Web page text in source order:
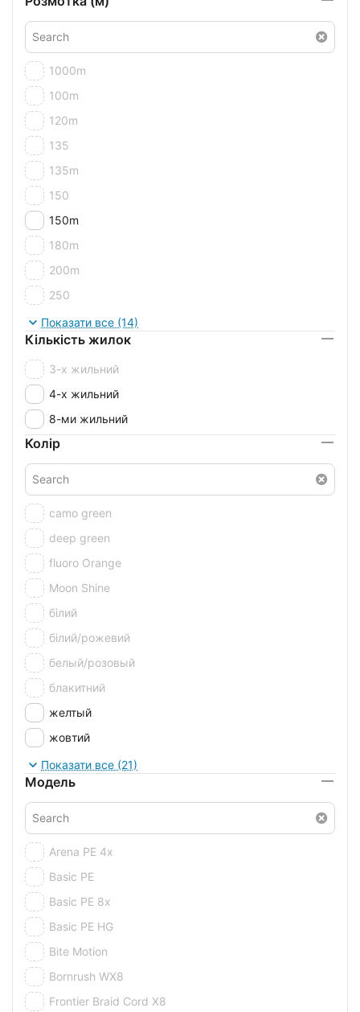
1000m
100m
120m
135
135m
150
150m
180m
200m
250
250m
2740
300m
90m
Показати все (14)
Кількість жилок
3-х жильний
4-х жильний
8-ми жильний
Колір
camo green
deep green
fluoro Orange
Moon Shine
білий
білий/рожевий
белый/розовый
блакитний
желтый
жовтий
зелений
мультиколор
оранжевый
помаранчевий
Показати все (21)
Модель
Arena PE 4x
Basic PE
Basic PE 8x
Basic PE HG
Bite Motion
Bornrush WX8
Frontier Braid Cord X8